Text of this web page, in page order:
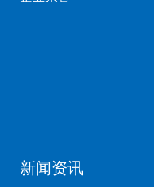
新闻资讯